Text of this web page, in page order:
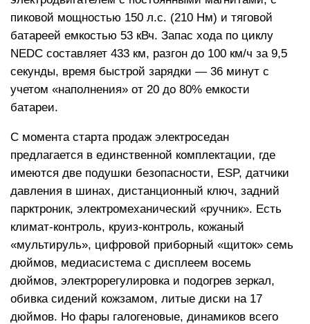
пиковой мощностью 150 л.с. (210 Нм) и тяговой
батареей емкостью 53 кВч. Запас хода по циклу
NEDC составляет 433 км, разгон до 100 км/ч за 9,5
секунды, время быстрой зарядки — 36 минут с
учетом «наполнения» от 20 до 80% емкости
батареи.
С момента старта продаж электроседан
предлагается в единственной комплектации, где
имеются две подушки безопасности, ESP, датчики
давления в шинах, дистанционный ключ, задний
парктроник, электромеханический «ручник». Есть
климат-контроль, круиз-контроль, кожаный
«мультируль», цифровой приборный «щиток» семь
дюймов, медиасистема с дисплеем восемь
дюймов, электрорегулировка и подогрев зеркал,
обивка сидений кожзамом, литые диски на 17
дюймов. Но фары галогеновые, динамиков всего